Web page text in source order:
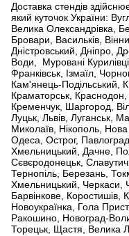
Доставка стендів
який куточок України:
Велика Олександрівка,
Бровари, Васильків,
Дністровський, Дніпро,
Води, Муровані
Франківськ, Ізмаїл,
Кам'янець-Подільський,
Краматорськ,
Кременчук, Шаргород,
Луцьк, Львів, Луганськ,
Миколаїв, Нікополь,
Одеса, Острог,
Хмельницький, Дачне,
Сєвєродонецьк,
Тернопіль, Березань,
Хмельницький, Черкаси,
Барвінкове, Коростишів,
Новоукраїнка, Гола
Ракошино, Новоград-
Торецьк, Щастя, Велика